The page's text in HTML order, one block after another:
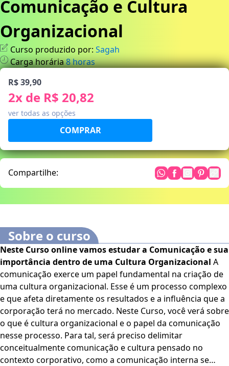
Comunicação e Cultura
Organizacional
Curso produzido por: Sagah
Carga horária8horas
R$ 39,90
2x de R$ 20,82
ver todas as opções
Compartilhe:
Sobre o curso
Neste Curso online vamos estudar a Comunicação e sua
importância dentro de uma Cultura Organizacional A
comunicação exerce um papel fundamental na criação de
uma cultura organizacional. Esse é um processo complexo
e que afeta diretamente os resultados e a influência que a
corporação terá no mercado. Neste Curso, você verá sobre
o que é cultura organizacional e o papel da comunicação
nesse processo. Para tal, será preciso delimitar
conceitualmente comunicação e cultura pensado no
contexto corporativo, como a comunicação interna se